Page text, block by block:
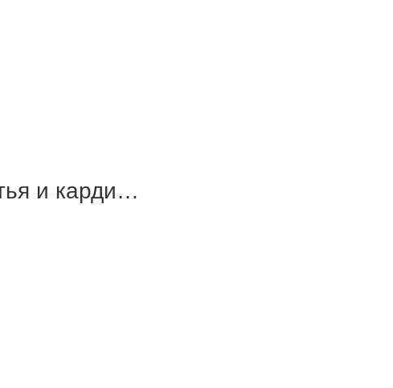
и карди…